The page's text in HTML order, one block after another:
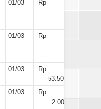
01/03 Rp
-
01/03 Rp
-
01/03
Rp
53.500
01/03
Rp
2.000